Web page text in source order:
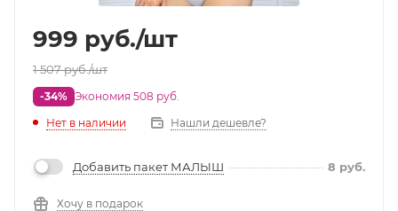
999 руб./шт
1 507руб./шт
-34% Экономия 508 руб.
Нет в наличии
Нашли дешевле?
Добавить пакет МАЛЫШ 8 руб.
Хочу в подарок